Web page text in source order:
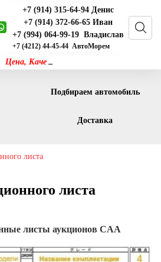
Цен _
+7 (914) 315-64-94 Денис
+7 (914) 372-66-65 Иван
+7 (994) 064-99-19 Владислав
+7 (4212) 44-45-44 АвтоМорем
Подбираем автомобиль
Доставка
листа
листа
листы аукционов CAA